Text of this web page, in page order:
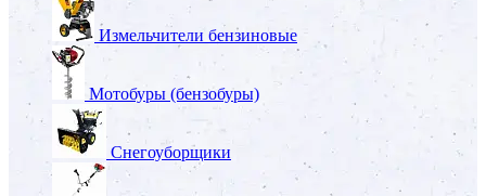
Измельчители бензиновые
Мотобуры (бензобуры)
Снегоуборщики